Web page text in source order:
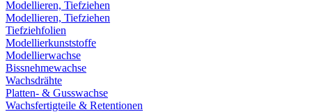
Modellieren, Tiefziehen
Modellieren, Tiefziehen
Tiefziehfolien
Modellierkunststoffe
Modellierwachse
Bissnehmewachse
Wachsdrähte
Platten- & Gusswachse
Wachsfertigteile & Retentionen